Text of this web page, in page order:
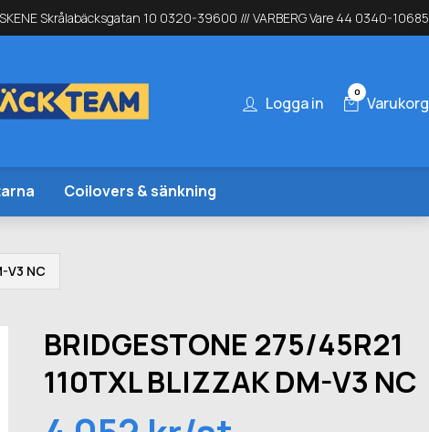
SKENE Skrålabäcksgatan 10 0320-39600 /// VARBERG Vare 44 0340-10685
Logga in
0
Varukorg
Coilovers & sänkning
V3 NC
BRIDGESTONE 275/45R21
110TXL BLIZZAK DM-V3 NC